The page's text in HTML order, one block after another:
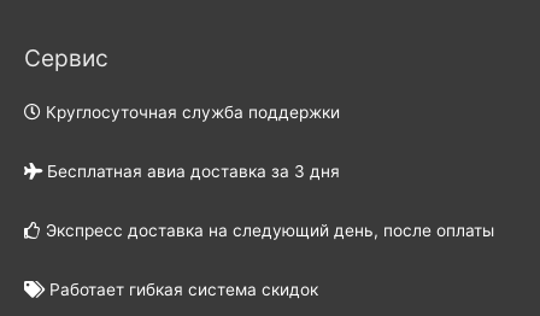
Сервис
Круглосуточная служба поддержки
Бесплатная авиа доставка за 3 дня
Экспресс доставка на следующий день, после оплаты
Работает гибкая система скидок